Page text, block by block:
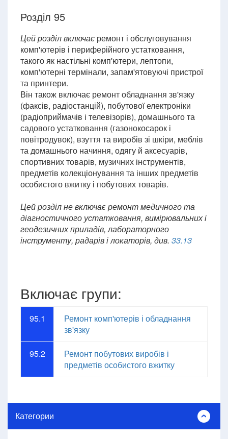
Розділ 95
Цей розділ включає ремонт і обслуговування
комп'ютерів і периферійного устатковання,
такого як настільні комп'ютери, лептопи,
комп'ютерні термінали, запам'ятовуючі пристрої
та принтери.
Він також включає ремонт обладнання зв'язку
(факсів, радіостанцій), побутової електроніки
(радіоприймачів і телевізорів), домашнього та
садового устатковання (газонокосарок і
повітродувок), взуття та виробів зі шкіри, меблів
та домашнього начиння, одягу й аксесуарів,
спортивних товарів, музичних інструментів,
предметів колекціонування та інших предметів
особистого вжитку і побутових товарів.
Цей розділ не включаєремонт медичного та
діагностичного устатковання, вимірювальних і
геодезичних приладів, лабораторного
інструменту, радарів і локаторів, див. 33.13
Включає групи:
95.1
Ремонт комп'ютерів і обладнання
зв'язку
95.2
Ремонт побутових виробів і
предметів особистого вжитку
Категории